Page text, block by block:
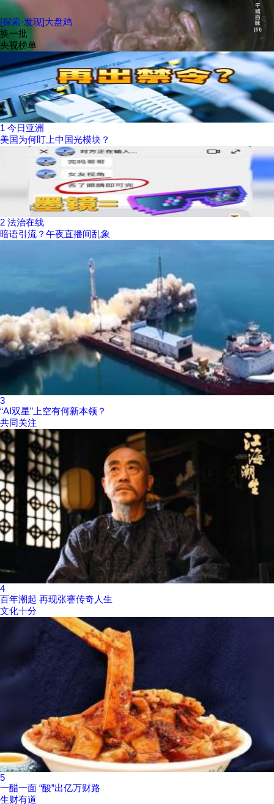
[探索·发现]大盘鸡
换一批
央视榜单
1 今日亚洲
美国为何盯上中国光模块？
2 法治在线
暗语引流？午夜直播间乱象
3
“AI双星”上空有何新本领？
共同关注
4
百年潮起 再现张謇传奇人生
文化十分
5
一醋一面 “酸”出亿万财路
生财有道